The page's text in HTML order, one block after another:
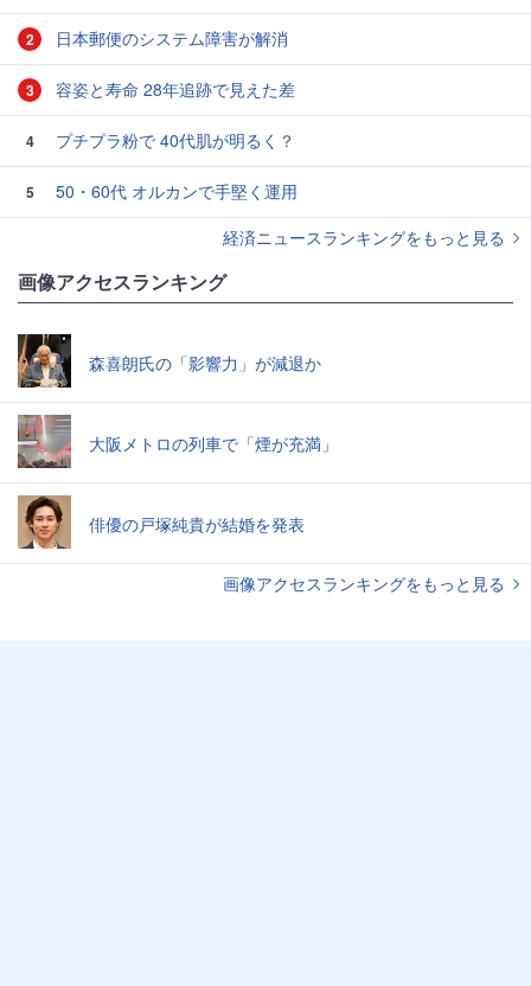
2 日本郵便のシステム障害が解消
3 容姿と寿命 28年追跡で見えた差
4 プチプラ粉で 40代肌が明るく？
5
50・60代 オルカンで手堅く運用
経済ニュースランキングをもっと見る
画像アクセスランキング
森喜朗氏の「影響力」が減退か
大阪メトロの列車で「煙が充満」
俳優の戸塚純貴が結婚を発表
画像アクセスランキングをもっと見る